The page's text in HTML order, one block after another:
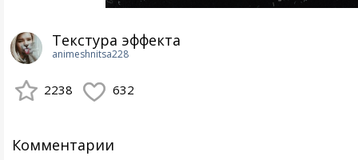
Текстура эффекта
animeshnitsa228
2238 632
Комментарии